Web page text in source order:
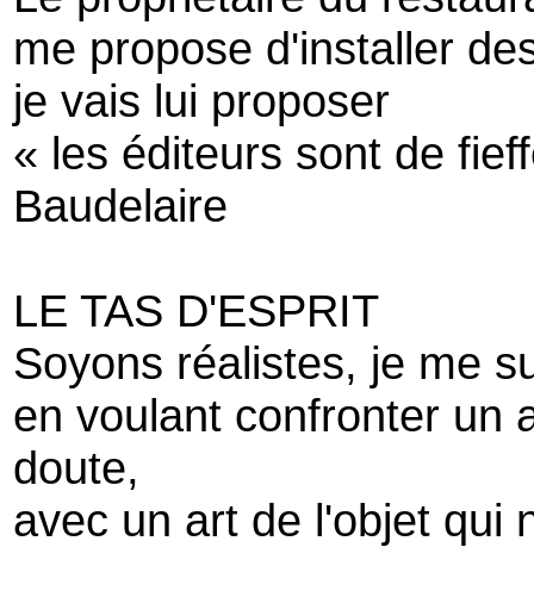
me propose d'installer
je vais lui proposer
« les éditeurs sont de
Baudelaire
LE TAS D'ESPRIT
Soyons réalistes, je me
en voulant confronter un
doute,
avec un art de l'objet qui